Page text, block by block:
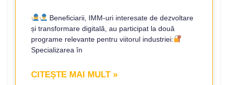
Beneficiarii, IMM-uri interesate de dezvoltare
și transformare digitală, au participat la două
programe relevante pentru viitorul industriei:
Specializarea în
CITEȘTE MAI MULT »